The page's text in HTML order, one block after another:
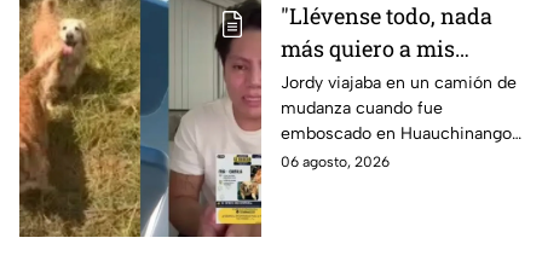
"Llévense todo, nada
más quiero a mis
perritas": Asaltan a un
joven, vacían sus
cuentas y le roban a sus
mascotas en
Jordy viajaba en un camión de
mudanza cuando fue
emboscado en Huauchinango,
Puebla, Además de quitarle
06 agosto, 2026